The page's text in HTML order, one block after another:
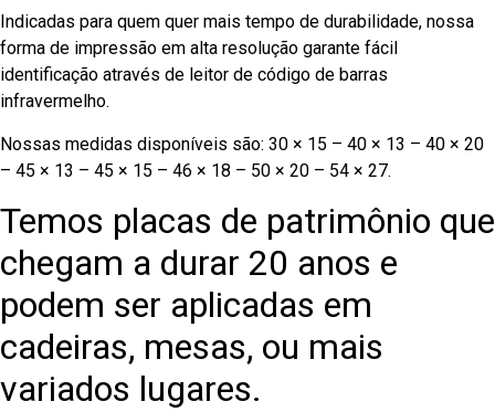
Indicadas para quem quer mais tempo de durabilidade, nossa
forma de impressão em alta resolução garante fácil
identificação através de leitor de código de barras
infravermelho.
Nossas medidas disponíveis são: 30 × 15 – 40 × 13 – 40 × 20
– 45 × 13 – 45 × 15 – 46 × 18 – 50 × 20 – 54 × 27.
Temos placas de patrimônio que
chegam a durar 20 anos e
podem ser aplicadas em
cadeiras, mesas, ou mais
variados lugares.